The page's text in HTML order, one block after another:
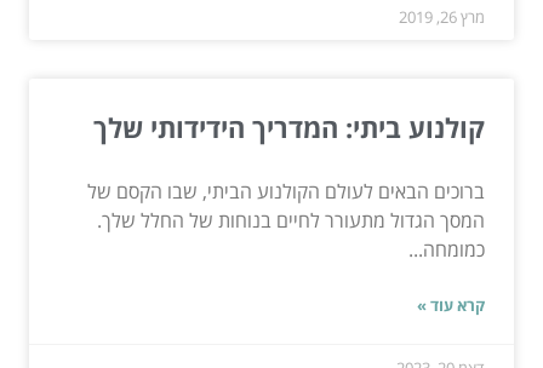
מרץ 26, 2019
קולנוע ביתי: המדריך הידידותי שלך
ברוכים הבאים לעולם הקולנוע הביתי, שבו הקסם של
המסך הגדול מתעורר לחיים בנוחות של החלל שלך.
כמומחה...
קרא עוד »